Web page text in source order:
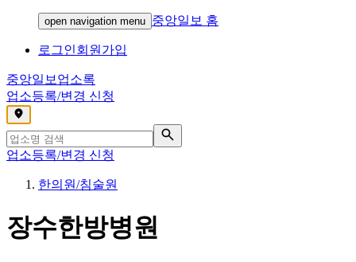
open navigation menu 중앙일보 홈
로그인회원가입
중앙일보 업소록
업소등록/변경 신청
,
업소등록/변경 신청
한의원/침술원
장수한방병원